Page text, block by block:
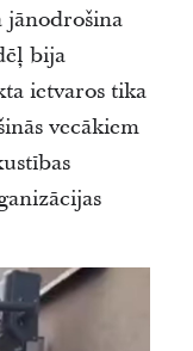
jānodrošina
bija
ietvaros tika
vecākiem